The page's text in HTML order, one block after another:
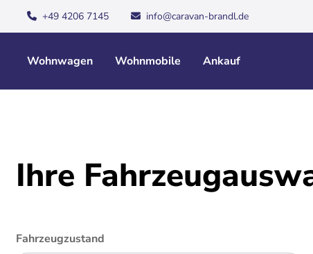
+49 4206 7145 info@caravan-brandl.de
Wohnwagen Wohnmobile Ankauf
Ihre
Fahrzeugzustand